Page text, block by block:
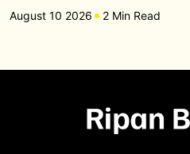
August 10 2026 2 Min Read